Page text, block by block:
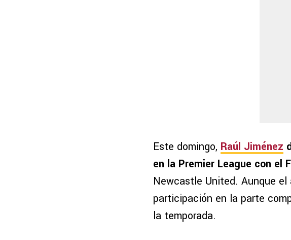
Este domingo, Raúl Jiménez
en la Premier League con el
Newcastle United. Aunque
participación en la parte
la temporada.